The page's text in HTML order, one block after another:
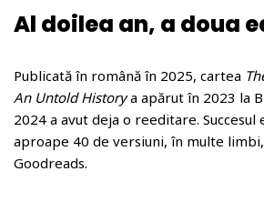
Al doilea an, a doua
Publicată în română în 2025, cartea
An Untold Historya apărut în 2023 la
2024 a avut deja o reeditare. Succesul
aproape 40 de versiuni, în multe
Goodreads.